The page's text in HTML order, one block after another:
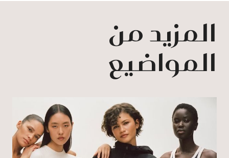
المزيد من
المواضيع